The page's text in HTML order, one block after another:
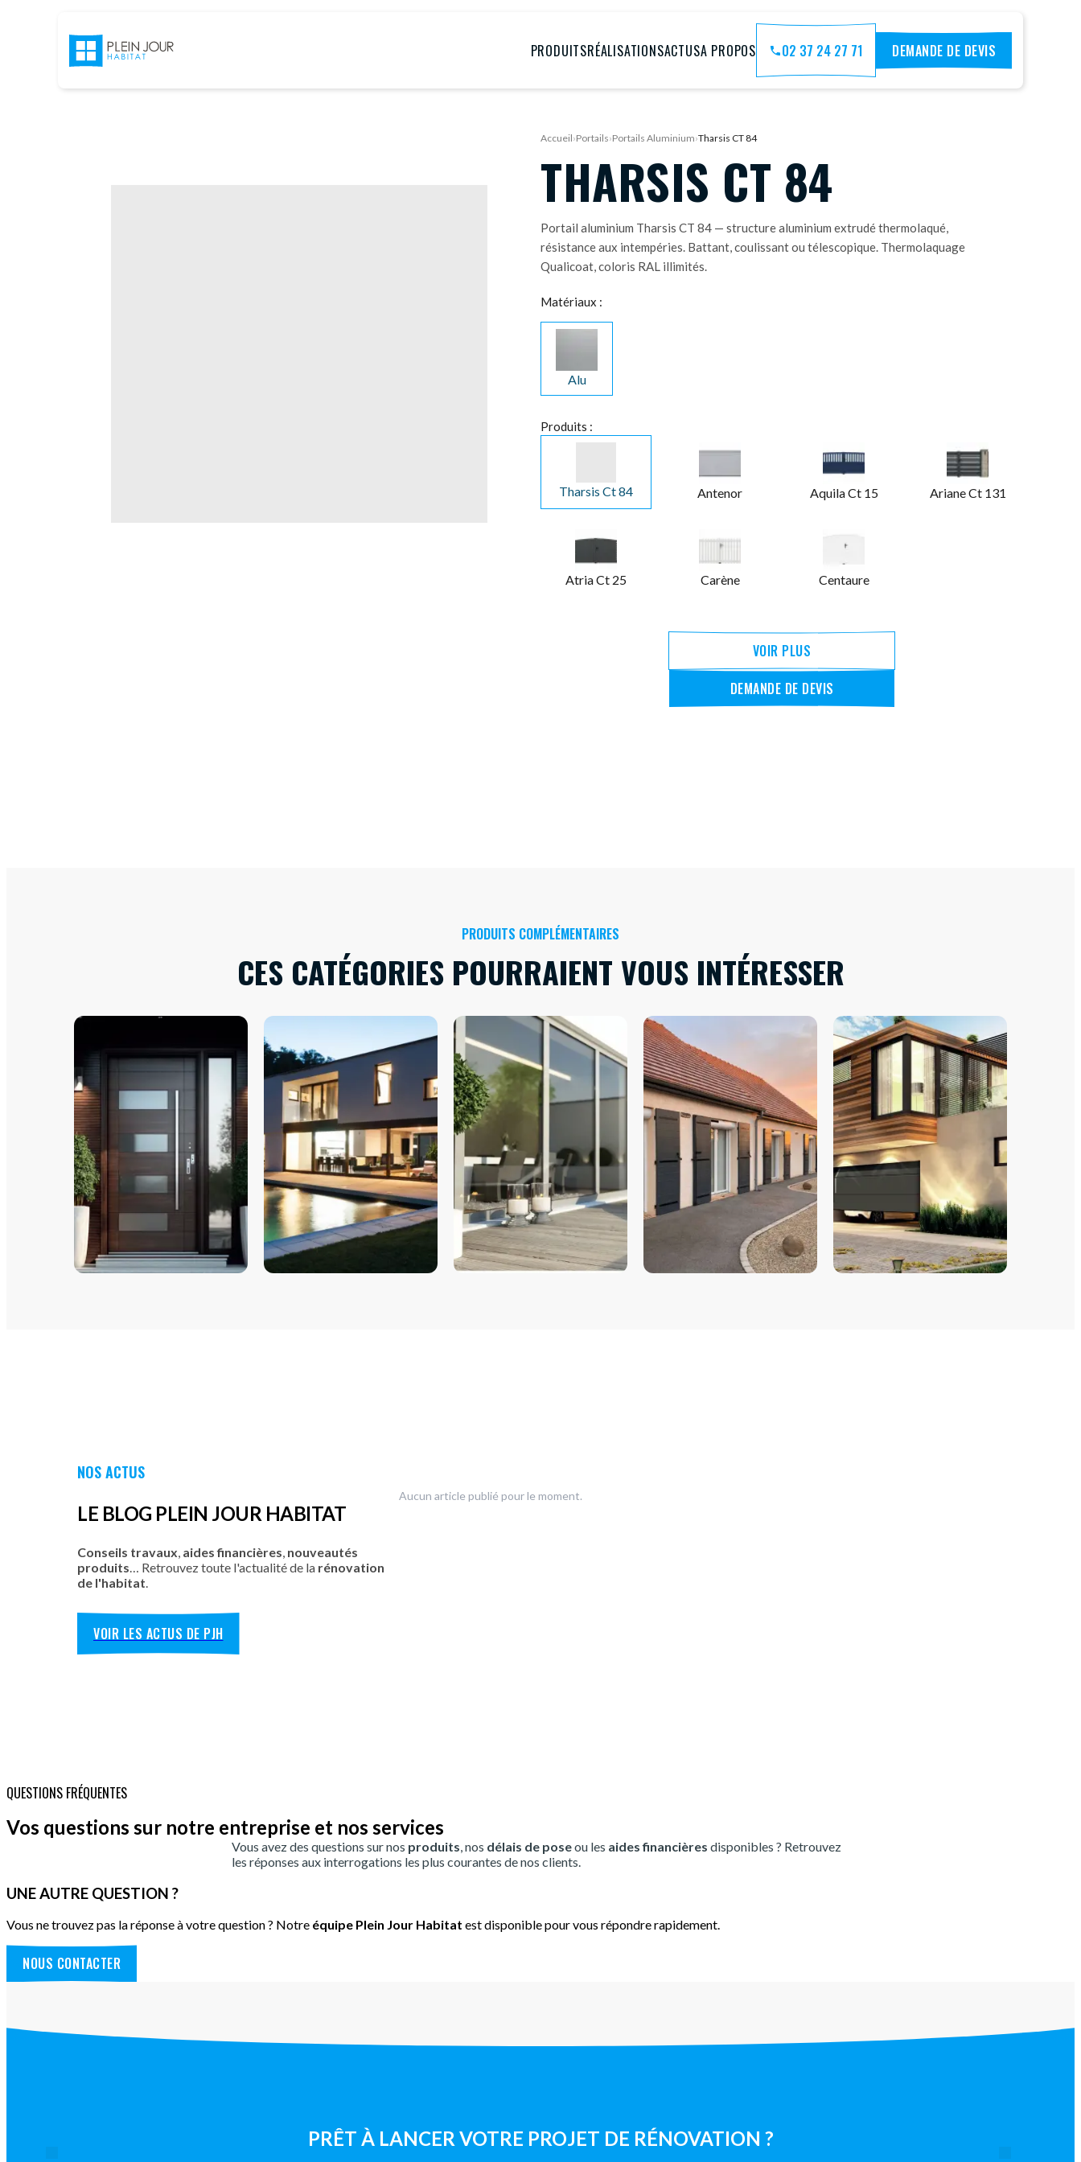
PRODUITSRÉALISATIONSACTUSA PROPOS 02 37 24 27 71 DEMANDE DE DEVIS
Accueil›Portails›Portails Aluminium›Tharsis CT 84
THARSIS CT 84
Portail aluminium Tharsis CT 84 — structure aluminium extrudé thermolaqué,
résistance aux intempéries. Battant, coulissant ou télescopique. Thermolaquage
Qualicoat, coloris RAL illimités.
Matériaux :
Alu
Produits :
Tharsis Ct 84 Antenor Aquila Ct 15 Ariane Ct 131
Atria Ct 25 Carène Centaure
VOIR PLUS
DEMANDE DE DEVIS
PRODUITS COMPLÉMENTAIRES
CES CATÉGORIES POURRAIENT VOUS INTÉRESSER
NOS ACTUS
LE BLOG PLEIN JOUR HABITAT
Conseils travaux, aides financières, nouveautés
produits… Retrouvez toute l'actualité de la rénovation
de l'habitat.
VOIR LES ACTUS DE PJH
Aucun article publié pour le moment.
QUESTIONS FRÉQUENTES
Vos questions sur notre entreprise et nos services
Vous avez des questions sur nos produits, nos délais de poseou les aides financières disponibles ? Retrouvez
les réponses aux interrogations les plus courantes de nos clients.
UNE AUTRE QUESTION ?
Vous ne trouvez pas la réponse à votre question ? Notre équipe Plein Jour Habitat est disponible pour vous répondre rapidement.
NOUS CONTACTER
PRÊT À LANCER VOTRE PROJET DE RÉNOVATION ?